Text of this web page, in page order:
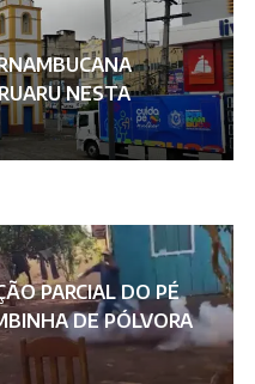
NESTA
PARCIAL DO PÉ
DE PÓLVORA